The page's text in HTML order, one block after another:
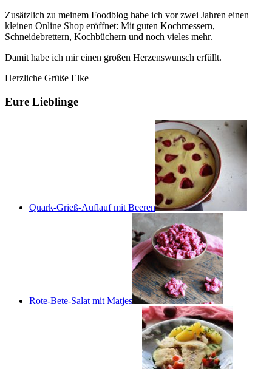
Zusätzlich zu meinem Foodblog habe ich vor zwei Jahren einen
kleinen Online Shop eröffnet: Mit guten Kochmessern,
Schneidebrettern, Kochbüchern und noch vieles mehr.
Damit habe ich mir einen großen Herzenswunsch erfüllt.
Herzliche Grüße Elke
Eure Lieblinge
Quark-Grieß-Auflauf mit Beeren
Rote-Bete-Salat mit Matjes